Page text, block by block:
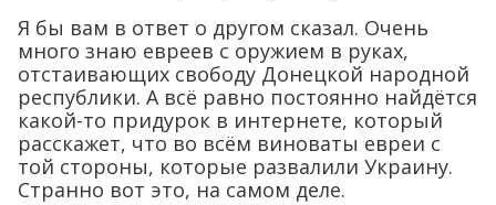
Я бы вам в ответ о другом сказал. Очень
много знаю евреев с оружием в руках,
отстаивающих свободу Донецкой народной
республики. А всё равно постоянно найдётся
какой-то придурок в интернете, который
расскажет, что во всём виноваты евреи с
той стороны, которые развалили Украину.
Странно вот это, на самом деле.